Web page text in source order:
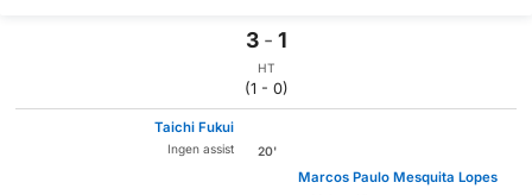
3 - 1
HT
(1 - 0)
Taichi Fukui
Ingen assist 20'
Marcos Paulo Mesquita Lopes